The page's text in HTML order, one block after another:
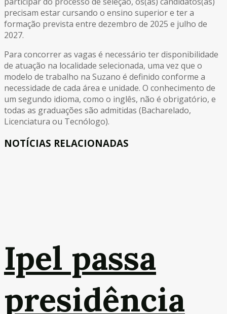
precisam estar cursando o ensino superior e ter a
formação prevista entre dezembro de 2025 e julho de
2027.
Para concorrer as vagas é necessário ter disponibilidade
de atuação na localidade selecionada, uma vez que o
modelo de trabalho na Suzano é definido conforme a
necessidade de cada área e unidade. O conhecimento de
um segundo idioma, como o inglês, não é obrigatório, e
todas as graduações são admitidas (Bacharelado,
Licenciatura ou Tecnólogo).
NOTÍCIAS RELACIONADAS
Ipel passa
presidência